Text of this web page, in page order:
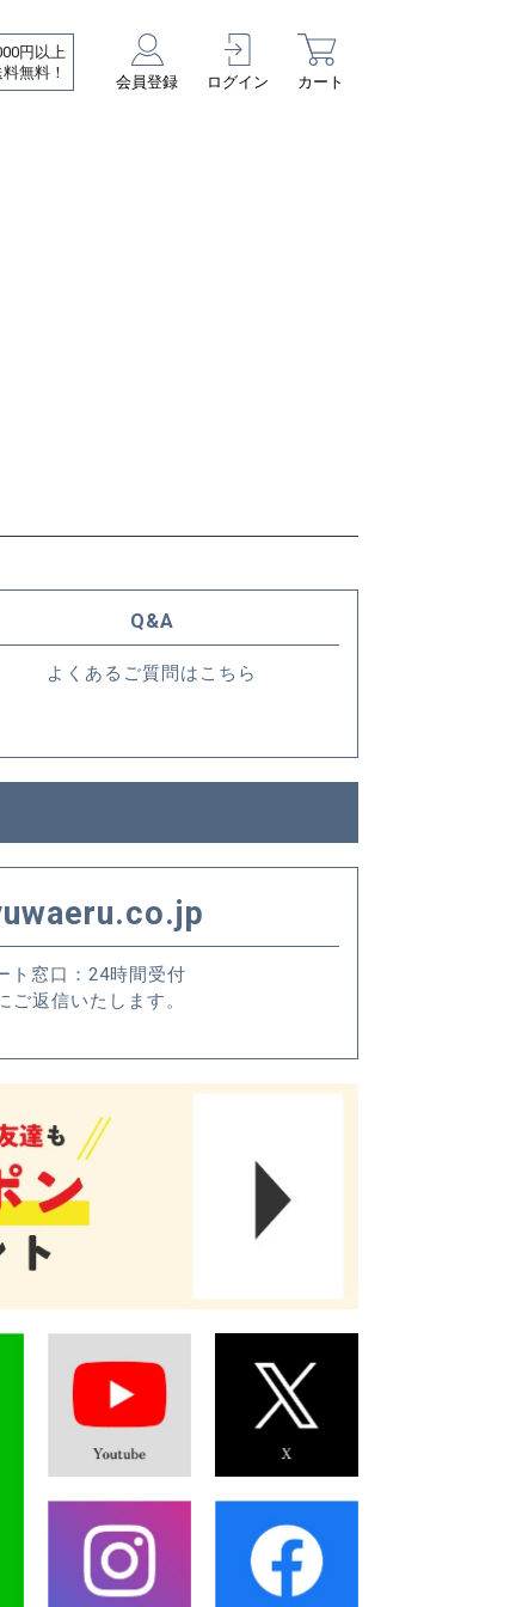
会員登録 ログイン カート
円以上
無料！
Q&A
よくあるご質問はこちら
ト窓口：24時間受付
ご返信いたします。